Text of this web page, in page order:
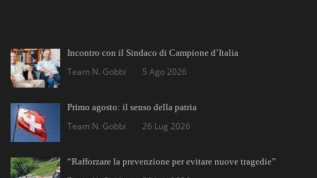
Incontro con il Sindaco di Campione d’Italia
Team N. Gobbi 5 Ago 2026
Primo agosto: il senso della patria
Team N. Gobbi 26 Lug 2026
“Rafforzare la prevenzione per evitare nuove tragedie”